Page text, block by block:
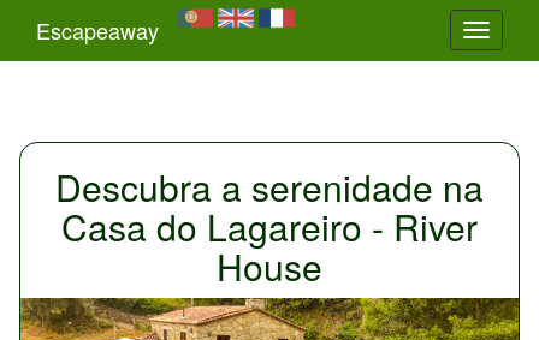
Toggle
Escapeaway
Descubra a serenidade na
Casa do Lagareiro - River
House